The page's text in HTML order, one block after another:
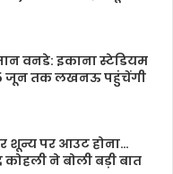
वनडे: इकाना स्टेडियम
जून तक लखनऊ पहुंचेंगी
शून्य पर आउट होना…
ने बोली बड़ी बात